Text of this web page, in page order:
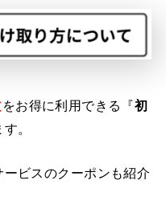
をお得に利用できる『初
。
ビスのクーポンも紹介